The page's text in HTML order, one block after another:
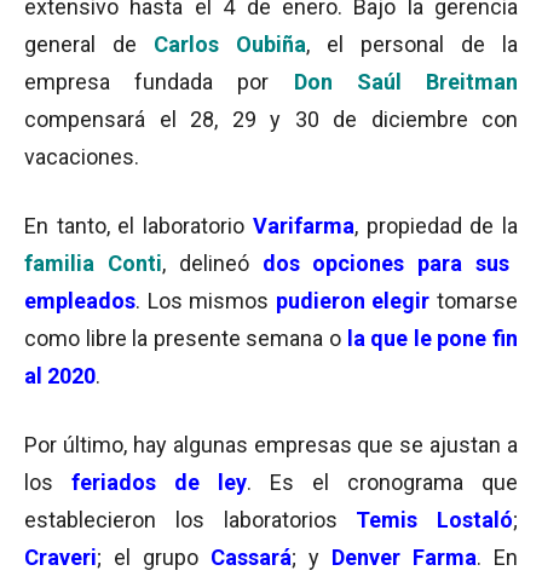
extensivo hasta el 4 de enero. Bajo la gerencia
general de Carlos Oubiña, el personal de la
empresa fundada por Don Saúl
Breitman
compensará el 28, 29 y 30 de diciembre con
vacaciones.
En tanto, el laboratorio Varifarma, propiedad de la
familia Conti, delineódos opciones para sus
empleados. Los mismos pudieron elegir tomarse
como libre la presente semana o la que le pone fin
al 2020.
Por último, hay algunas empresas que se ajustan a
los feriados de ley. Es el cronograma que
establecieron los laboratorios Temis Lostaló;
Craveri; el grupo Cassará; y Denver Farma. En